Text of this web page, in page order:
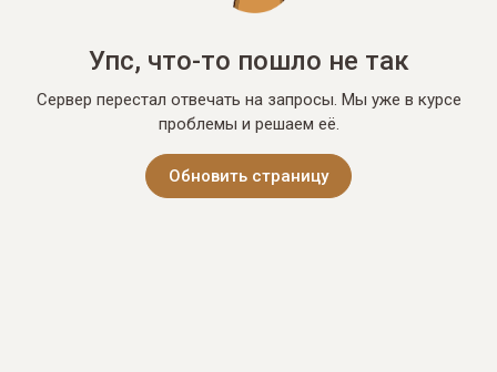
Упс, что-то пошло не так
Сервер перестал отвечать на запросы. Мы уже в курсе
проблемы и решаем её.
Обновить страницу